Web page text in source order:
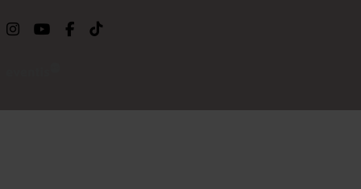
Link a instagram
Link a youtube
Link a facebook
Link a ticktok